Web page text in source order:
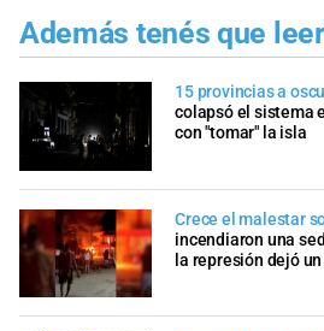
Además tenés que
15 provincias a
colapsó el sistema
con "tomar" la isla
Crece el malestar
incendiaron una
la represión dejó